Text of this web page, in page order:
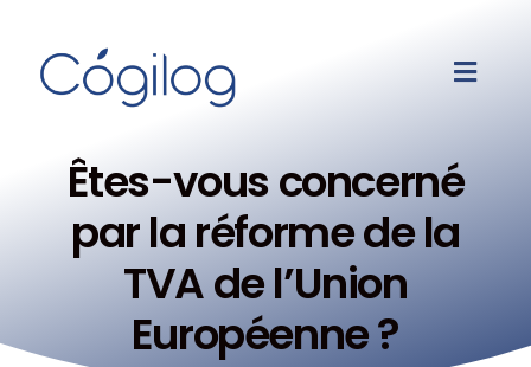
Êtes-vous concerné
par la réforme de la
TVA de l’Union
Européenne ?